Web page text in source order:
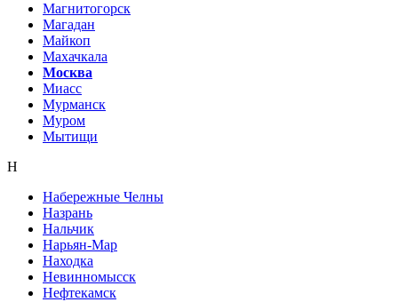
Магнитогорск
Магадан
Майкоп
Махачкала
Москва
Миасс
Мурманск
Муром
Мытищи
Н
Набережные Челны
Назрань
Нальчик
Нарьян-Мар
Находка
Невинномысск
Нефтекамск